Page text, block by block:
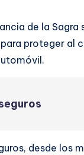
de la
proteger al
desde los